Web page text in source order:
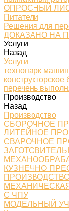
ОПРОСНЫЙ
Питатели
Решения для
ДОКАЗАНО НА
Услуги
Назад
Услуги
технопарк
конструкторское
перечень
Производство
Назад
Производство
СБОРОЧНОЕ
ЛИТЕЙНОЕ
СВАРОЧНОЕ
КУЗНЕЧНО-
С ЧПУ
МОДЕЛЬНЫЙ